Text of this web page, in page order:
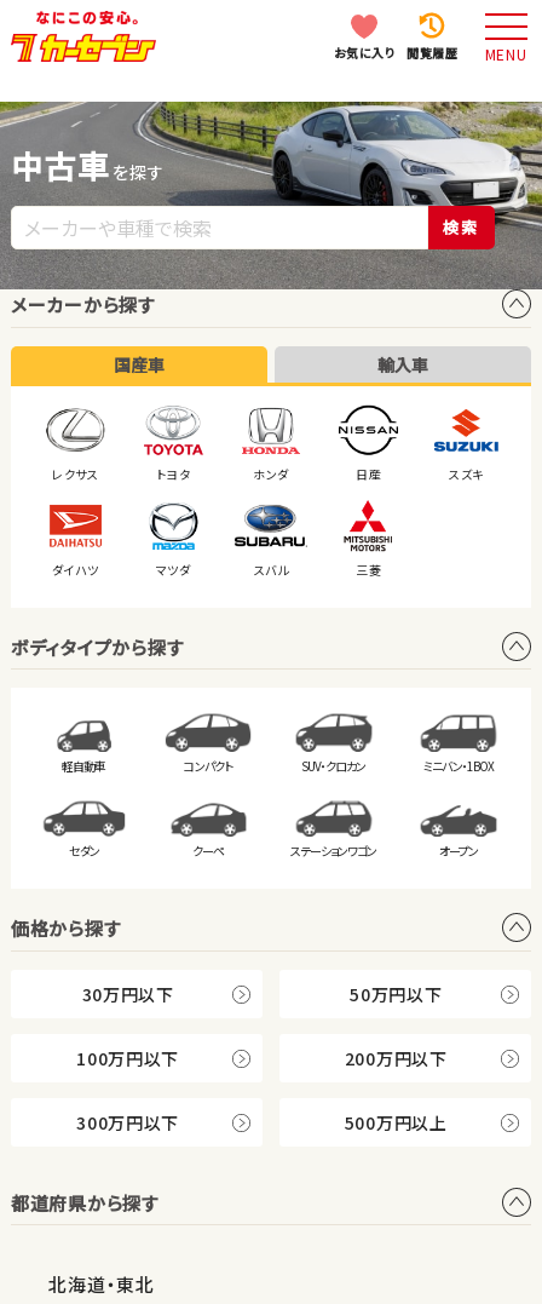
お気に入り 閲覧履歴 MENU
中古車 を探す
検索
メーカーから探す
国産車 輸入車
レクサス トヨタ ホンダ 日産 スズキ
ダイハツ マツダ スバル 三菱
ボディタイプから探す
軽自動車 コンパクト SUV・クロカン ミニバン・1BOX
セダン クーペ ステーションワゴン オープン
価格から探す
30万円以下 50万円以下
100万円以下 200万円以下
300万円以下 500万円以上
都道府県から探す
北海道・東北